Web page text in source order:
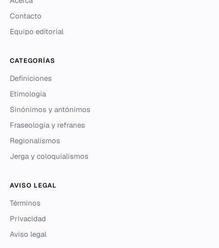
Contacto
Equipo editorial
CATEGORÍAS
Definiciones
Etimología
Sinónimos y antónimos
Fraseología y refranes
Regionalismos
Jerga y coloquialismos
AVISO LEGAL
Términos
Privacidad
Aviso legal